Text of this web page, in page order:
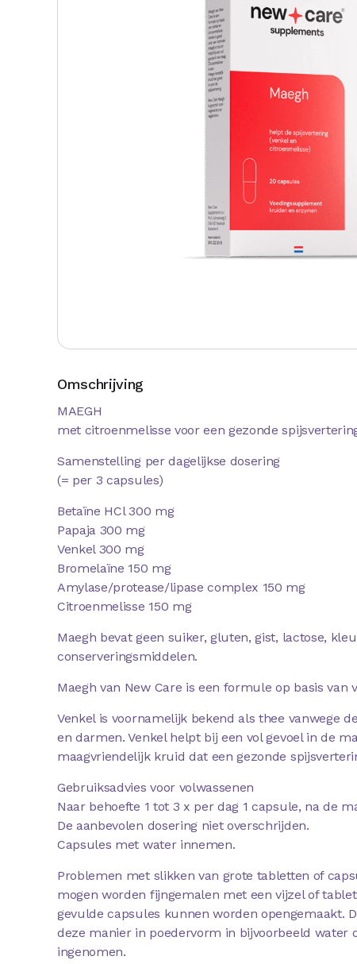
Omschrijving
MAEGH
met citroenmelisse voor een gezonde
Samenstelling per dagelijkse dosering
(= per 3 capsules)
Betaïne HCl 300 mg
Papaja 300 mg
Venkel 300 mg
Bromelaïne 150 mg
Amylase/protease/lipase complex 150 mg
Citroenmelisse 150 mg
Maegh bevat geen suiker, gluten, gist, lactose,
conserveringsmiddelen.
Maegh van New Care is een formule op basis van
Venkel is voornamelijk bekend als thee vanwege
en darmen. Venkel helpt bij een vol gevoel in de
maagvriendelijk kruid dat een gezonde
Gebruiksadvies voor volwassenen
Naar behoefte 1 tot 3 x per dag 1 capsule, na de
De aanbevolen dosering niet overschrijden.
Capsules met water innemen.
Problemen met slikken van grote tabletten of
mogen worden fijngemalen met een vijzel of
gevulde capsules kunnen worden opengemaakt.
deze manier in poedervorm in bijvoorbeeld water
ingenomen.